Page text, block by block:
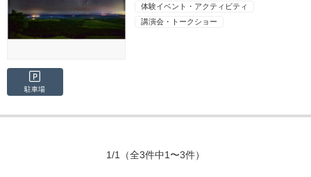
体験イベント・アクティビティ
講演会・トークショー
駐車場
1/1 （全3件中1〜3件）